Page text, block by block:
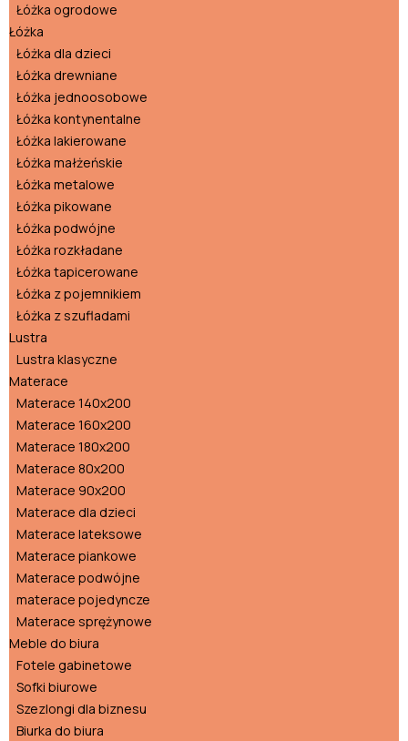
Łóżka ogrodowe
Łóżka
Łóżka dla dzieci
Łóżka drewniane
Łóżka jednoosobowe
Łóżka kontynentalne
Łóżka lakierowane
Łóżka małżeńskie
Łóżka metalowe
Łóżka pikowane
Łóżka podwójne
Łóżka rozkładane
Łóżka tapicerowane
Łóżka z pojemnikiem
Łóżka z szufladami
Lustra
Lustra klasyczne
Materace
Materace 140x200
Materace 160x200
Materace 180x200
Materace 80x200
Materace 90x200
Materace dla dzieci
Materace lateksowe
Materace piankowe
Materace podwójne
materace pojedyncze
Materace sprężynowe
Meble do biura
Fotele gabinetowe
Sofki biurowe
Szezlongi dla biznesu
Biurka do biura